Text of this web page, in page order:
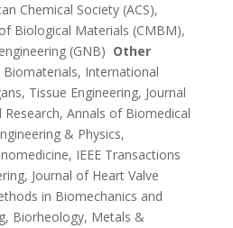
Chemical Society (ACS),
Biological Materials (CMBM),
(GNB) Other
Biomaterials, International
Tissue Engineering, Journal
Annals of Biomedical
& Physics,
IEEE Transactions
Journal of Heart Valve
in Biomechanics and
Biorheology, Metals &